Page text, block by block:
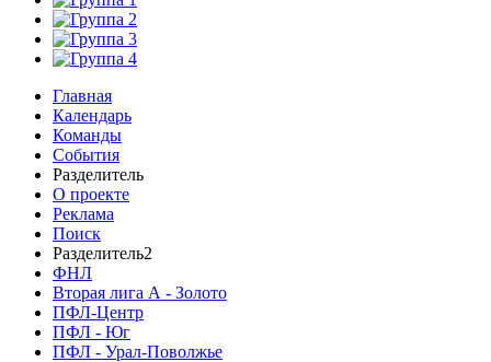
Главная
Календарь
Команды
События
Разделитель
О проекте
Реклама
Поиск
Разделитель2
ФНЛ
Вторая лига А - Золото
ПФЛ-Центр
ПФЛ - Юг
ПФЛ - Урал-Поволжье